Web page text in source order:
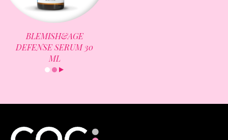
BLEMISH&AGE
DEFENSE SERUM 30
ML